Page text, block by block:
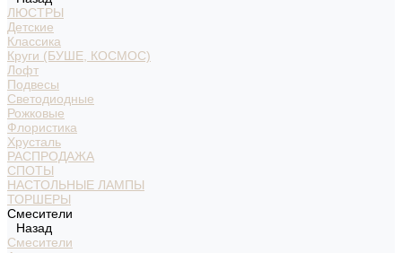
ЛЮСТРЫ
Детские
Классика
Круги (БУШЕ, КОСМОС)
Лофт
Подвесы
Светодиодные
Рожковые
Флористика
Хрусталь
РАСПРОДАЖА
СПОТЫ
НАСТОЛЬНЫЕ ЛАМПЫ
ТОРШЕРЫ
Смесители
Назад
Смесители